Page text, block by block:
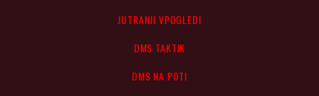
JUTRANJI VPOGLEDI
DMS TAKTIK
DMS NA POTI